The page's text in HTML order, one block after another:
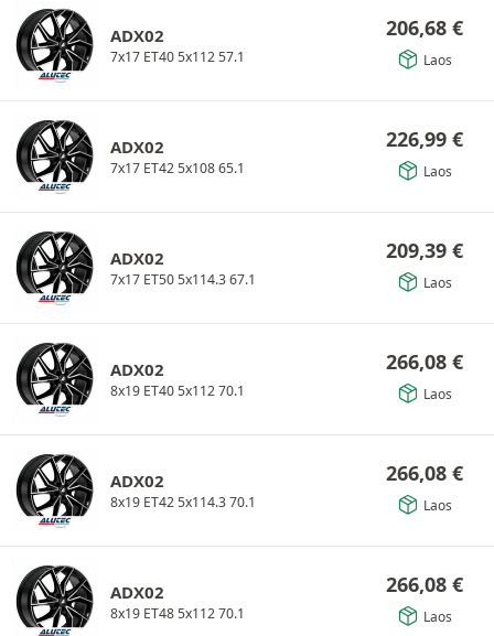
ADX02
7x17 ET40 5x112 57.1
206,68 €
Laos
ADX02
7x17 ET42 5x108 65.1
226,99 €
Laos
ADX02
7x17 ET50 5x114.3 67.1
209,39 €
Laos
ADX02
8x19 ET40 5x112 70.1
266,08 €
Laos
ADX02
8x19 ET42 5x114.3 70.1
266,08 €
Laos
ADX02
8x19 ET48 5x112 70.1
266,08 €
Laos